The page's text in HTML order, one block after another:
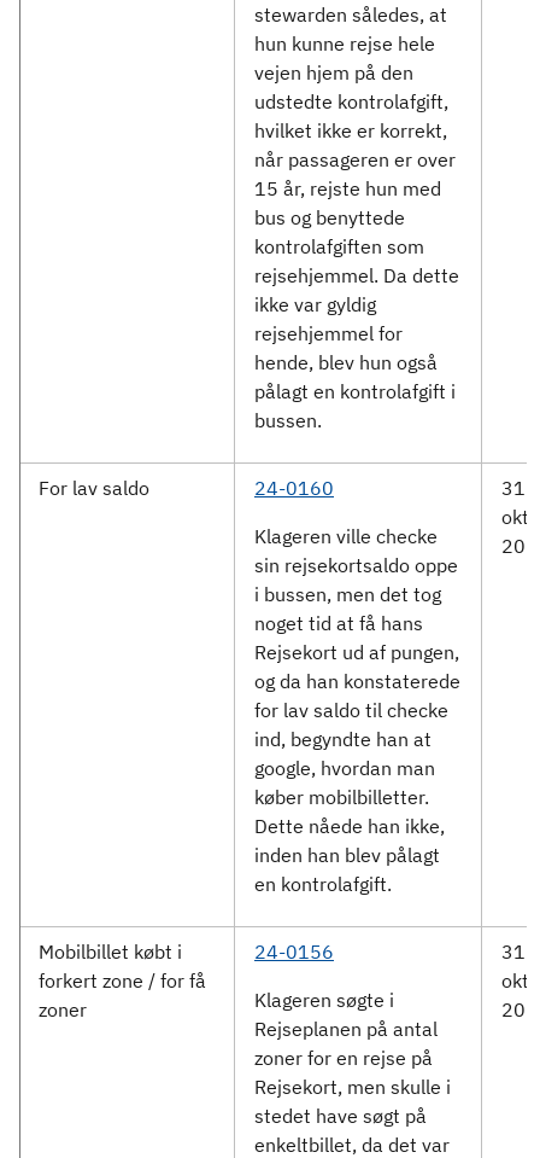
stewarden således, at
hun kunne rejse hele
vejen hjem på den
udstedte kontrolafgift,
hvilket ikke er korrekt,
når passageren er over
15 år, rejste hun med
bus og benyttede
kontrolafgiften som
rejsehjemmel. Da dette
ikke var gyldig
rejsehjemmel for
hende, blev hun også
pålagt en kontrolafgift i
bussen.
For lav saldo
24-0160
Klageren ville checke
sin rejsekortsaldo oppe
i bussen, men det tog
noget tid at få hans
Rejsekort ud af pungen,
og da han konstaterede
for lav saldo til checke
ind, begyndte han at
google, hvordan man
køber mobilbilletter.
Dette nåede han ikke,
inden han blev pålagt
en kontrolafgift.
31.
Mobilbillet købt i
forkert zone / for få
zoner
24-0156
Klageren søgte i
Rejseplanen på antal
zoner for en rejse på
Rejsekort, men skulle i
stedet have søgt på
enkeltbillet, da det var
31.